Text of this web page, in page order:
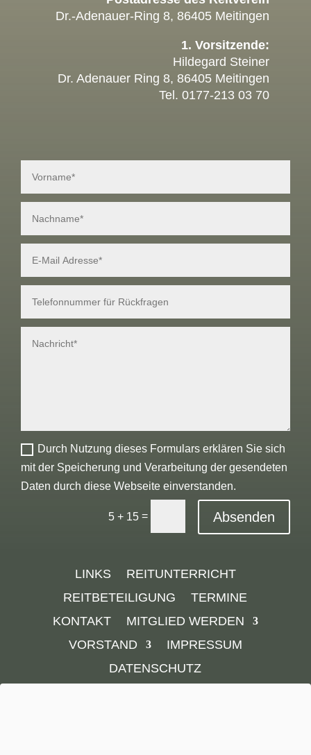
Dr.-Adenauer-Ring 8, 86405 Meitingen
1. Vorsitzende:
Hildegard Steiner
Dr. Adenauer Ring 8, 86405 Meitingen
Tel. 0177-213 03 70
Durch Nutzung dieses Formulars erklären Sie sich
mit der Speicherung und Verarbeitung der gesendeten
Daten durch diese Webseite einverstanden.
5 + 15 = Absenden
LINKS
REITUNTERRICHT
REITBETEILIGUNG
TERMINE
KONTAKT
MITGLIED WERDEN
VORSTAND
IMPRESSUM
DATENSCHUTZ